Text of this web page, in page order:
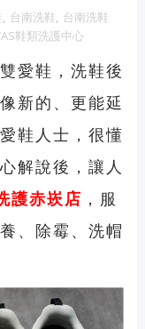
, 台南洗鞋, 台南洗鞋
鞋類洗護中心
愛鞋，洗鞋後
新的、更能延
鞋人士，很懂
解說後，讓人
護赤崁店 ，服
、除霉、洗帽